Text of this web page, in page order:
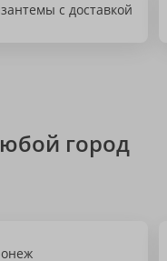
с доставкой
город